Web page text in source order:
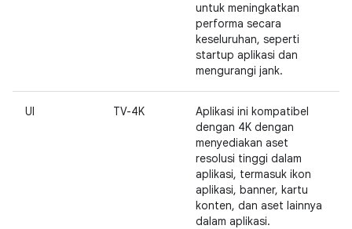
untuk meningkatkan
performa secara
keseluruhan, seperti
startup aplikasi dan
mengurangi jank.
UI TV-4K
Aplikasi ini kompatibel
dengan 4K dengan
menyediakan aset
resolusi tinggi dalam
aplikasi, termasuk ikon
aplikasi, banner, kartu
konten, dan aset lainnya
dalam aplikasi.